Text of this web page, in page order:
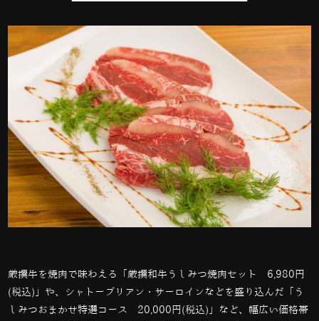
厳撰牛を焼肉で味わえる「厳撰和牛うしみつ焼肉セット 6,980円
(税込)」や、シャトーブリアン・サーロインなどを盛り込んだ「う
しみつおまかせ特選コース 20,000円(税込)」など、幅広い価格帯